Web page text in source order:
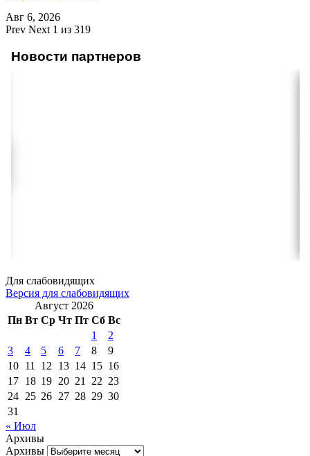
Авг 6, 2026
Prev Next 1 из 319
Новости партнеров
Для слабовидящих
Версия для слабовидящих
Август 2026
Пн Вт Ср Чт Пт Сб Вс
1
2
3
4 5 6 7 8
9
10 11 12 13 14 15 16
17 18 19 20 21 22 23
24 25 26 27 28 29 30
31
« Июл
Архивы
Архивы